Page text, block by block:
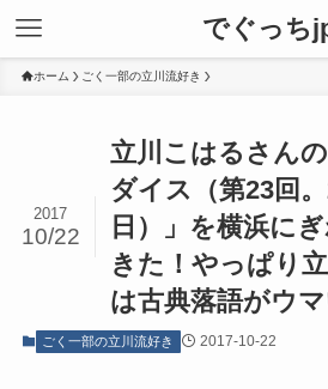
でぐっち
ホーム ごく一部の立川流好き
立川こはるさん
ダイス（第23回
日）」を横浜に
きた！やっぱり
は古典落語がウ
2017
10/22
ごく一部の立川流好き 2017-10-22